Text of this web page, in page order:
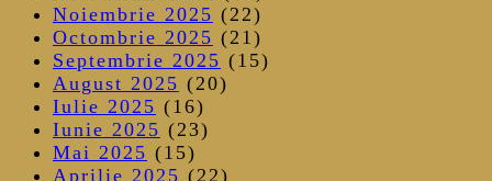
Noiembrie 2025 (22)
Octombrie 2025 (21)
Septembrie 2025 (15)
August 2025 (20)
Iulie 2025 (16)
Iunie 2025 (23)
Mai 2025 (15)
Aprilie 2025 (22)